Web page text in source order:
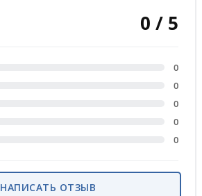
0 / 5
0
0
0
0
0
НАПИСАТЬ ОТЗЫВ